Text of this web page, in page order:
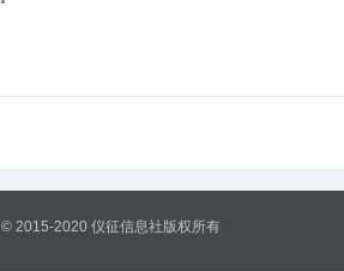
© 2015-2020 仪征信息社版权所有